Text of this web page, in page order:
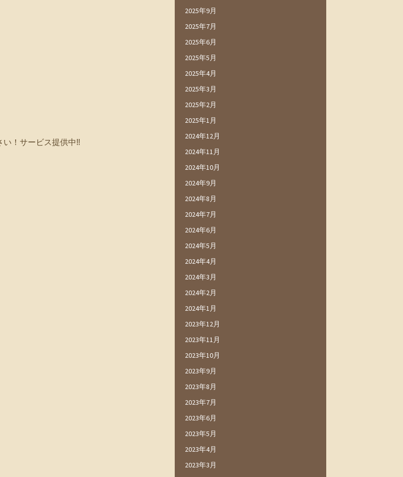
い！サービス提供中‼️
2025年9月
2025年7月
2025年6月
2025年5月
2025年4月
2025年3月
2025年2月
2025年1月
2024年12月
2024年11月
2024年10月
2024年9月
2024年8月
2024年7月
2024年6月
2024年5月
2024年4月
2024年3月
2024年2月
2024年1月
2023年12月
2023年11月
2023年10月
2023年9月
2023年8月
2023年7月
2023年6月
2023年5月
2023年4月
2023年3月